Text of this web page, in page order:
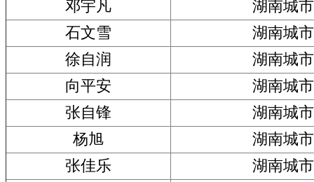
邓宇凡
湖南城
石文雪
湖南城
徐自润
湖南城
向平安
湖南城
张自锋
湖南城
杨旭
湖南城
张佳乐
湖南城